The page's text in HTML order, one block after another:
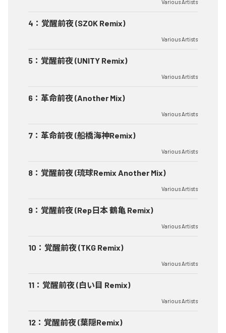
Various Artists
4 ： 覚醒前夜 (SZOK Remix)
Various Artists
5 ： 覚醒前夜 (UNITY Remix)
Various Artists
6 ： 革命前夜 (Another Mix)
Various Artists
7 ： 革命前夜 (船橋海神Remix)
Various Artists
8 ： 覚醒前夜 (琉球Remix Another Mix)
Various Artists
9 ： 覚醒前夜 (Rep日本 鶴亀 Remix)
Various Artists
10 ： 覚醒前夜 (TKG Remix)
Various Artists
11 ： 覚醒前夜 (白い目 Remix)
Various Artists
12 ： 覚醒前夜 (葉隠Remix)